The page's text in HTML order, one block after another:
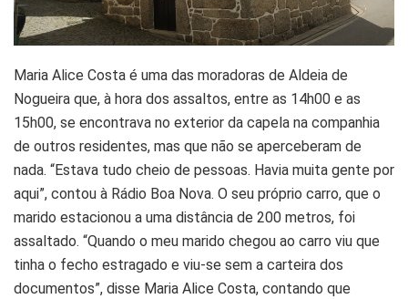
Maria Alice Costa é uma das moradoras de Aldeia de
Nogueira que, à hora dos assaltos, entre as 14h00 e as
15h00, se encontrava no exterior da capela na companhia
de outros residentes, mas que não se aperceberam de
nada. “Estava tudo cheio de pessoas. Havia muita gente por
aqui”, contou à Rádio Boa Nova. O seu próprio carro, que o
marido estacionou a uma distância de 200 metros, foi
assaltado. “Quando o meu marido chegou ao carro viu que
tinha o fecho estragado e viu-se sem a carteira dos
documentos”, disse Maria Alice Costa, contando que